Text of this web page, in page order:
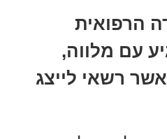
הרפואית
עם מלווה,
רשאי לייצג